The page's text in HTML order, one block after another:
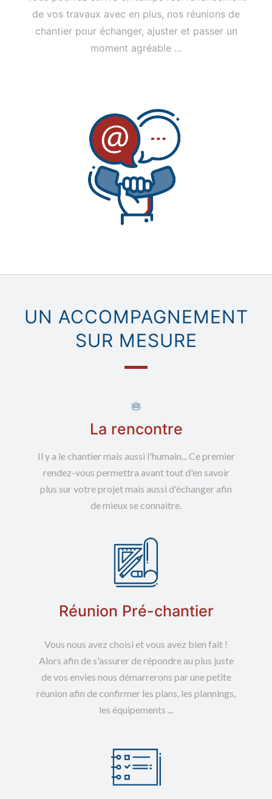
de vos travaux avec en plus, nos réunions de
chantier pour échanger, ajuster et passer un
moment agréable …
UN ACCOMPAGNEMENT
SUR MESURE
La rencontre
Il y a le chantier mais aussi l'humain... Ce premier
rendez-vous permettra avant tout d'en savoir
plus sur votre projet mais aussi d'échanger afin
de mieux se connaitre.
Réunion Pré-chantier
Vous nous avez choisi et vous avez bien fait !
Alors afin de s'assurer de répondre au plus juste
de vos envies nous démarrerons par une petite
réunion afin de confirmer les plans, les plannings,
les équipements ...